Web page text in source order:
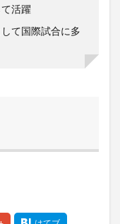
活躍
て国際試合に多